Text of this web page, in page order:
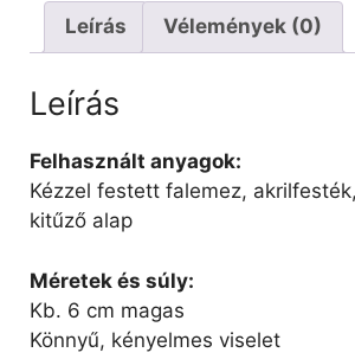
Leírás Vélemények (0)
Leírás
Felhasznált anyagok:
Kézzel festett falemez,
kitűző alap
Méretek és súly:
Kb. 6 cm magas
Könnyű, kényelmes viselet